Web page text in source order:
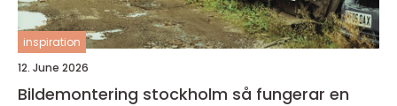
inspiration
12. June 2026
Bildemontering stockholm så fungerar en